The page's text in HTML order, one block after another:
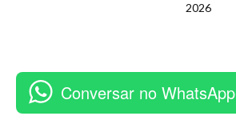
2026
Conversar no WhatsApp